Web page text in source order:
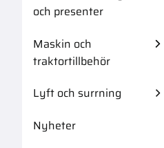
och presenter
Maskin och
traktortillbehör
Lyft och surrning
Nyheter